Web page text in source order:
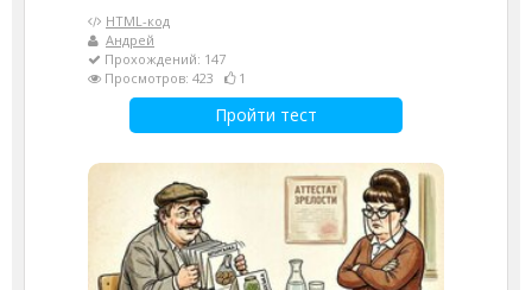
HTML-код
Андрей
Прохождений: 147
Просмотров: 423
1
Пройти тест